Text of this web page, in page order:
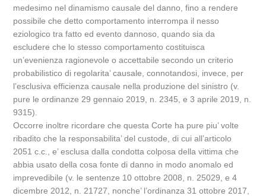
medesimo nel dinamismo causale del danno, fino a rendere
possibile che detto comportamento interrompa il nesso
eziologico tra fatto ed evento dannoso, quando sia da
escludere che lo stesso comportamento costituisca
un’evenienza ragionevole o accettabile secondo un criterio
probabilistico di regolarita’ causale, connotandosi, invece, per
l’esclusiva efficienza causale nella produzione del sinistro (v.
pure le ordinanze 29 gennaio 2019, n. 2345, e 3 aprile 2019, n.
9315).
Occorre inoltre ricordare che questa Corte ha pure piu’ volte
ribadito che la responsabilita’ del custode, di cui all’articolo
2051 c.c., e’ esclusa dalla condotta colposa della vittima che
abbia usato della cosa fonte di danno in modo anomalo ed
imprevedibile (v. le sentenze 10 ottobre 2008, n. 25029, e 4
dicembre 2012, n. 21727, nonche’ l’ordinanza 31 ottobre 2017,